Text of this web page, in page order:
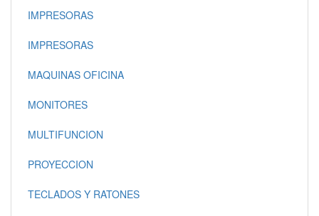
IMPRESORAS
IMPRESORAS
MAQUINAS OFICINA
MONITORES
MULTIFUNCION
PROYECCION
TECLADOS Y RATONES